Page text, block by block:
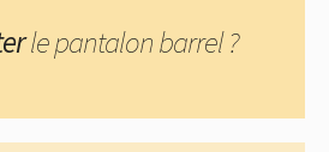
le pantalon barrel ?